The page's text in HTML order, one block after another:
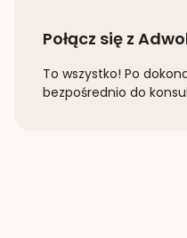
Połącz się z
To wszystko! Po
bezpośrednio do